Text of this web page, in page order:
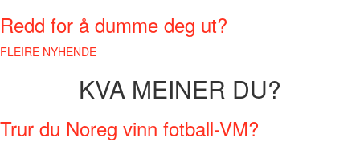
Redd for å dumme deg ut?
FLEIRE NYHENDE
KVA MEINER DU?
Trur du Noreg vinn fotball-VM?